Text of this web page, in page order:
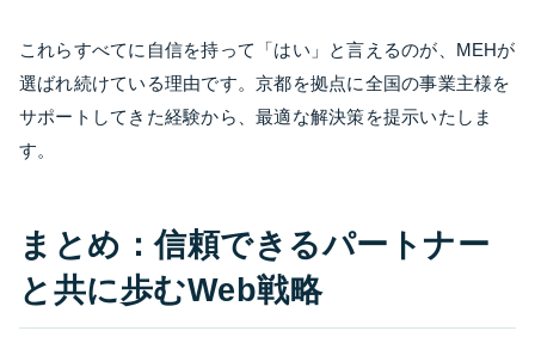
これらすべてに自信を持って「はい」と言えるのが、MEHが
選ばれ続けている理由です。京都を拠点に全国の事業主様を
サポートしてきた経験から、最適な解決策を提示いたしま
す。
まとめ：信頼できるパートナー
と共に歩むWeb戦略